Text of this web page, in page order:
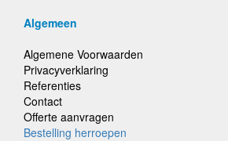
Algemeen
Algemene Voorwaarden
Privacyverklaring
Referenties
Contact
Offerte aanvragen
Bestelling herroepen